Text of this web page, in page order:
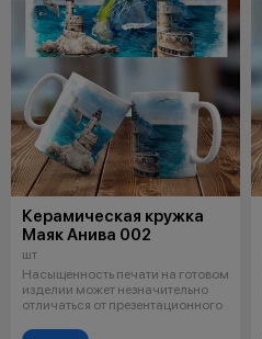
Керамическая кружка
Маяк Анива 002
шт
Насыщенность печати на готовом
изделии может незначительно
отличаться от презентационного